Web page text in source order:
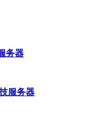
务器
服务器